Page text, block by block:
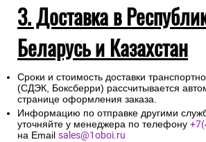
3. Доставка в
Беларусь и Казахстан
Сроки и стоимость доставки
(СДЭК, Боксберри) рассчитывается
странице оформления заказа.
Информацию по отправке другими
уточняйте у менеджера по телефону
на Email sales@1oboi.ru